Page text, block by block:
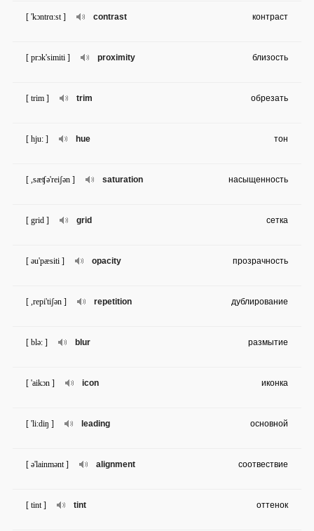
contrast
[ 'kɔntrɑ:st ] контраст
proximity
[ prɔk'simiti ] близость
trim
[ trim ] обрезать
hue
[ hju: ] тон
saturation
[ ,sæʧə'reiʃən ] насыщенность
grid
[ grid ] сетка
opacity
[ əu'pæsiti ] прозрачность
repetition
[ ,repi'tiʃən ] дублирование
blur
[ blə: ] размытие
icon
[ 'aikɔn ] иконка
leading
[ 'li:diŋ ] основной
alignment
[ ə'lainmənt ] соотвествие
tint
[ tint ] оттенок